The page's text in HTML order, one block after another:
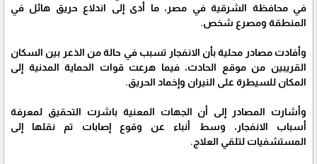
في محافظة الشرقية في مصر، ما أدى إلى اندلاع حريق هائل في
المنطقة ومصرع شخص.
وأفادت مصادر محلية بأن الانفجار تسبب في حالة من الذعر بين السكان
القريبين من موقع الحادث، فيما هرعت قوات الحماية المدنية إلى
المكان للسيطرة على النيران وإخماد الحريق.
وأشارت المصادر إلى أن الجهات المعنية باشرت التحقيق لمعرفة
أسباب الانفجار، وسط أنباء عن وقوع إصابات تم نقلها إلى
المستشفيات لتلقي العلاج.